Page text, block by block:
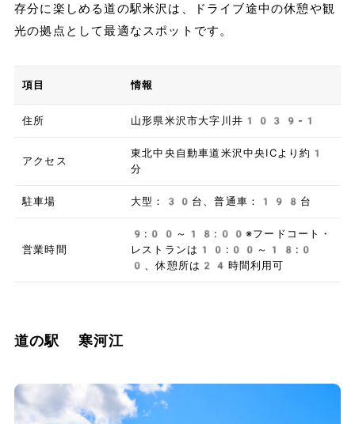
存分に楽しめる道の駅米沢は、ドライブ途中の休憩や観
光の拠点として最適なスポットです。
項目 情報
住所 山形県米沢市大字川井1039-1
アクセス
東北中央自動車道米沢中央ICより約1
分
駐車場 大型：30台、普通車：198台
営業時間
9:00～18:00※フードコート・
レストランは10:00～18:0
0、休憩所は24時間利用可
道の駅 寒河江